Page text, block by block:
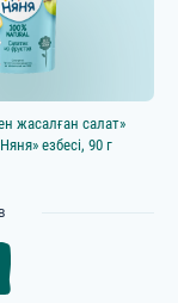
жасалған салат»
езбесі, 90 г